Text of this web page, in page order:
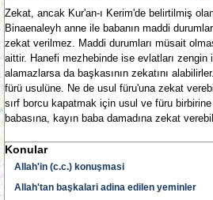
Zekat, ancak Kur'an-ı Kerim'de belirtilmiş
Binaenaleyh anne ile babanın maddi
zekat verilmez. Maddi durumları müsait
aittir. Hanefi mezhebinde ise evlatları zengin
alamazlarsa da başkasının zekatını
fürü usulüne. Ne de usul füru'una zekat
sırf borcu kapatmak için usul ve füru
babasına, kayın baba damadına zekat
Konular
Allah'in (c.c.) konuşmasi
Allah'tan başkalari adina edilen yeminler